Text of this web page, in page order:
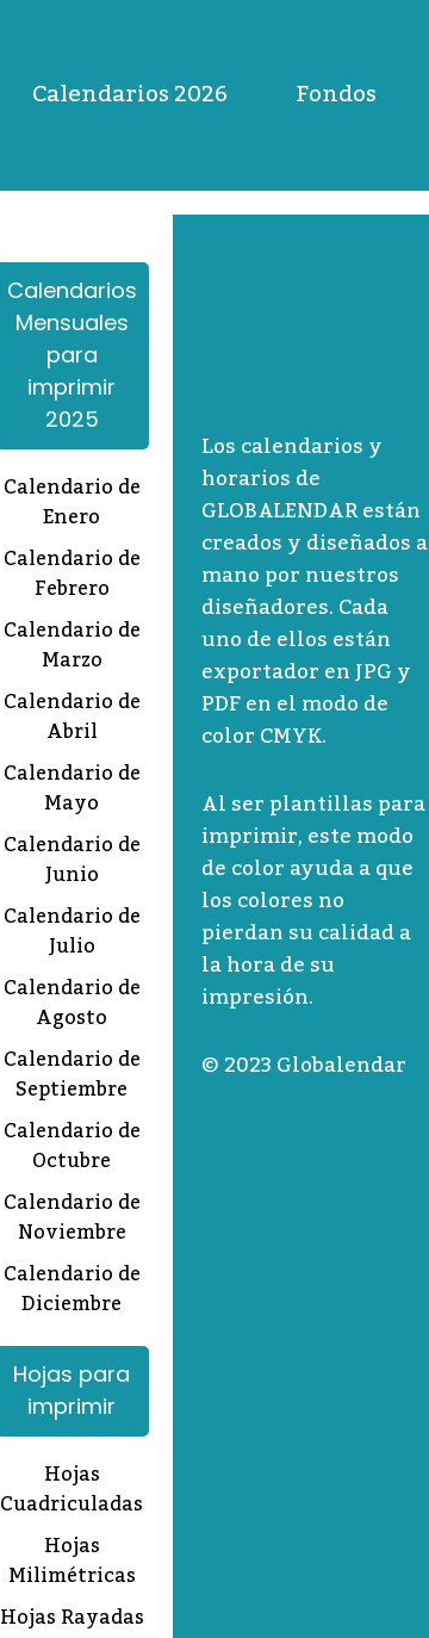
Calendarios 2026 Fondos
Calendarios
Mensuales
para
imprimir
2025
Calendario de
Enero
Calendario de
Febrero
Calendario de
Marzo
Calendario de
Abril
Calendario de
Mayo
Calendario de
Junio
Calendario de
Julio
Calendario de
Agosto
Calendario de
Septiembre
Calendario de
Octubre
Calendario de
Noviembre
Calendario de
Diciembre
Hojas para
imprimir
Hojas
Cuadriculadas
Hojas
Milimétricas
Hojas Rayadas
Los calendarios y
horarios de
GLOBALENDAR están
creados y diseñados a
mano por nuestros
diseñadores. Cada
uno de ellos están
exportador en JPG y
PDF en el modo de
color CMYK.
Al ser plantillas para
imprimir, este modo
de color ayuda a que
los colores no
pierdan su calidad a
la hora de su
impresión.
© 2023 Globalendar